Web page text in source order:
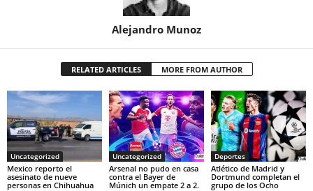
Alejandro Munoz
RELATED ARTICLES MORE FROM AUTHOR
Uncategorized
Mexico reporto el
asesinato de nueve
personas en Chihuahua
Uncategorized
Arsenal no pudo en casa
contra el Bayer de
Múnich un empate 2 a 2.
Deportes
Atlético de Madrid y
Dortmund completan el
grupo de los Ocho